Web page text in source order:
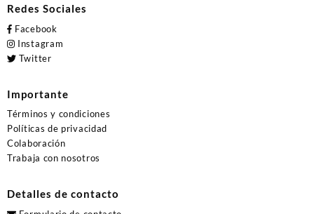
Redes Sociales
Facebook
Instagram
Twitter
Importante
Términos y condiciones
Políticas de privacidad
Colaboración
Trabaja con nosotros
Detalles de contacto